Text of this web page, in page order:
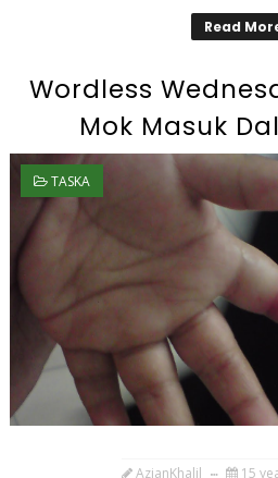
Read
Wordless
Mok Masuk
TASKA
AzianKhalil 15